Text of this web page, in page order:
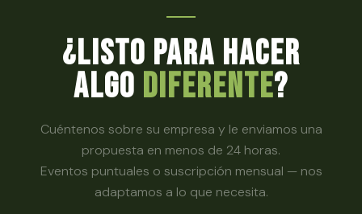
¿Listo para hacer
algo diferente?
Cuéntenos sobre su empresa y le enviamos una
propuesta en menos de 24 horas.
Eventos puntuales o suscripción mensual — nos
adaptamos a lo que necesita.